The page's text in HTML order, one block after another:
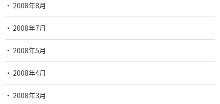
2008年8月
2008年7月
2008年5月
2008年4月
2008年3月